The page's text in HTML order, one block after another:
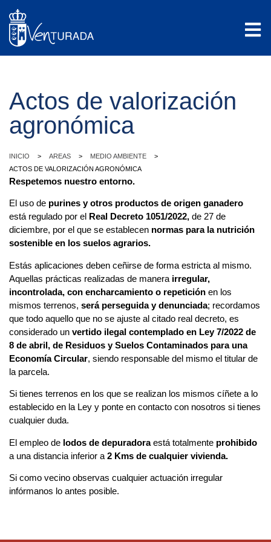
Actos de valorización
agronómica
INICIO > AREAS > MEDIO AMBIENTE
>
ACTOS DE VALORIZACIÓN AGRONÓMICA
Respetemos nuestro entorno.
El uso de purines y otros productos de origen ganadero
está regulado por el Real Decreto 1051/2022, de 27 de
diciembre, por el que se establecen normas para la nutrición
sostenible en los suelos agrarios.
Estás aplicaciones deben ceñirse de forma estricta al mismo.
Aquellas prácticas realizadas de manera irregular,
incontrolada, con encharcamiento o repetición en los
mismos terrenos, será perseguida y denunciada; recordamos
que todo aquello que no se ajuste al citado real decreto, es
considerado un vertido ilegal contemplado en Ley 7/2022 de
8 de abril, de Residuos y Suelos Contaminados para una
Economía Circular, siendo responsable del mismo el titular de
la parcela.
Si tienes terrenos en los que se realizan los mismos cíñete a lo
establecido en la Ley y ponte en contacto con nosotros si tienes
cualquier duda.
El empleo de lodos de depuradoraestá totalmente prohibido
a una distancia inferior a 2 Kms de cualquier vivienda.
Si como vecino observas cualquier actuación irregular
infórmanos lo antes posible.